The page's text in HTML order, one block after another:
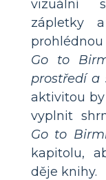
vizuální
zápletky
Go to
prostředí a
aktivitou
vyplnit
Go to
kapitolu,
děje knihy.